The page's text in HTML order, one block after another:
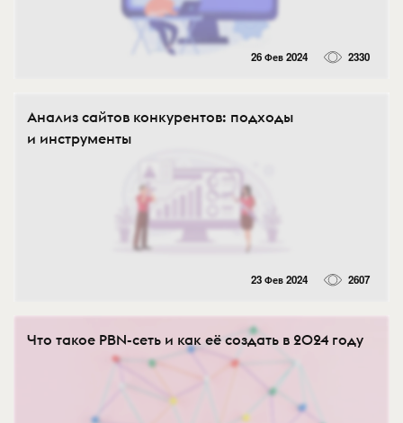
26 Фев 2024 2330
Анализ сайтов конкурентов: подходы
и инструменты
23 Фев 2024 2607
Что такое PBN-сеть и как её создать в 2024 году